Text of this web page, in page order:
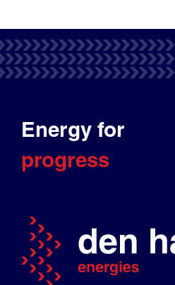
Energy for
progress